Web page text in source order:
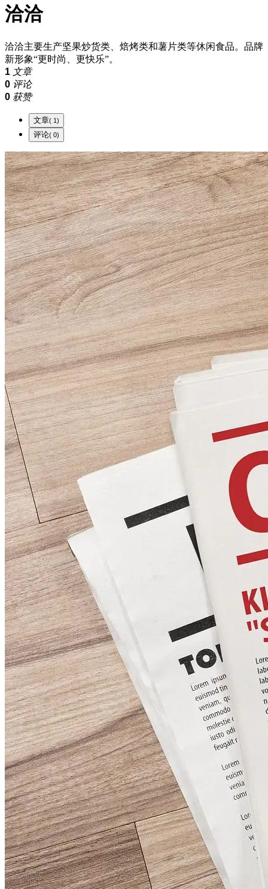
洽洽
洽洽主要生产坚果炒货类、焙烤类和薯片类等休闲食品。品牌
新形象“更时尚、更快乐”。
1 文章
0 评论
0 获赞
文章 ( 1)
评论 ( 0)